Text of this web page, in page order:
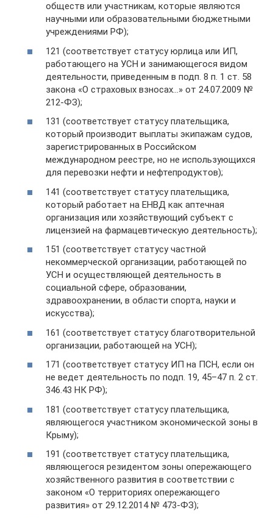
обществ или участникам, которые являются
научными или образовательными бюджетными
учреждениями РФ);
121 (соответствует статусу юрлица или ИП,
работающего на УСН и занимающегося видом
деятельности, приведенным в подп. 8 п. 1 ст. 58
закона «О страховых взносах…» от 24.07.2009 №
212-ФЗ);
131 (соответствует статусу плательщика,
который производит выплаты экипажам судов,
зарегистрированных в Российском
международном реестре, но не использующихся
для перевозки нефти и нефтепродуктов);
141 (соответствует статусу плательщика,
который работает на ЕНВД как аптечная
организация или хозяйствующий субъект с
лицензией на фармацевтическую деятельность);
151 (соответствует статусу частной
некоммерческой организации, работающей по
УСН и осуществляющей деятельность в
социальной сфере, образовании,
здравоохранении, в области спорта, науки и
искусства);
161 (соответствует статусу благотворительной
организации, работающей на УСН);
171 (соответствует статусу ИП на ПСН, если он
не ведет деятельность по подп. 19, 45–47 п. 2 ст.
346.43 НК РФ);
181 (соответствует статусу плательщика,
являющегося участником экономической зоны в
Крыму);
191 (соответствует статусу плательщика,
являющегося резидентом зоны опережающего
хозяйственного развития в соответствии с
законом «О территориях опережающего
развития» от 29.12.2014 № 473-ФЗ);